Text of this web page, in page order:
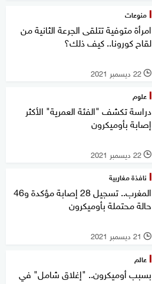
منوعات
امرأة متوفية تتلقى الجرعة الثانية من
لقاح كورونا.. كيف ذلك؟
l 22 ديسمبر 2021
علوم
دراسة تكشف "الفئة العمرية" الأكثر
إصابة بأوميكرون
l 22 ديسمبر 2021
نافذة مغاربية
المغرب.. تسجيل 28 إصابة مؤكدة و46
حالة محتملة بأوميكرون
l 21 ديسمبر 2021
عالم
بسبب أوميكرون.. "إغلاق شامل" في